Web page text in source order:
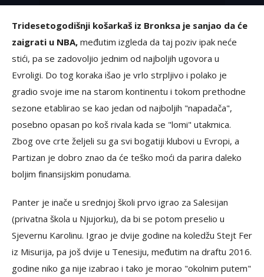
Tridesetogodišnji košarkaš iz Bronksa je sanjao da će
zaigrati u NBA, međutim izgleda da taj poziv ipak neće
stići, pa se zadovoljio jednim od najboljih ugovora u
Evroligi. Do tog koraka išao je vrlo strpljivo i polako je
gradio svoje ime na starom kontinentu i tokom prethodne
sezone etablirao se kao jedan od najboljih "napadača",
posebno opasan po koš rivala kada se "lomi" utakmica.
Zbog ove crte željeli su ga svi bogatiji klubovi u Evropi, a
Partizan je dobro znao da će teško moći da parira daleko
boljim finansijskim ponudama.
Panter je inače u srednjoj školi prvo igrao za Salesijan
(privatna škola u Njujorku), da bi se potom preselio u
Sjevernu Karolinu. Igrao je dvije godine na koledžu Stejt Fer
iz Misurija, pa još dvije u Tenesiju, međutim na draftu 2016.
godine niko ga nije izabrao i tako je morao "okolnim putem"